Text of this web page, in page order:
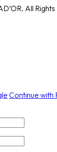
All Rights
Continue with